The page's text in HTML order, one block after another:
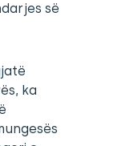
së
ka